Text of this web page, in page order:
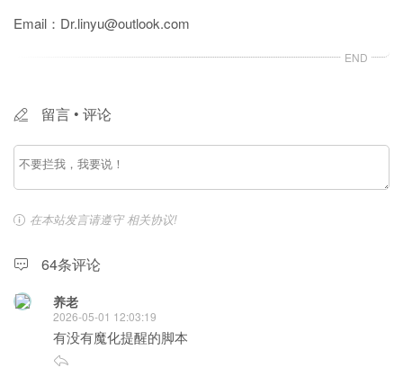
Email：Dr.linyu@outlook.com
留言 • 评论
在本站发言请遵守相关协议!
64条评论
养老
2026-05-01 12:03:19
有没有魔化提醒的脚本